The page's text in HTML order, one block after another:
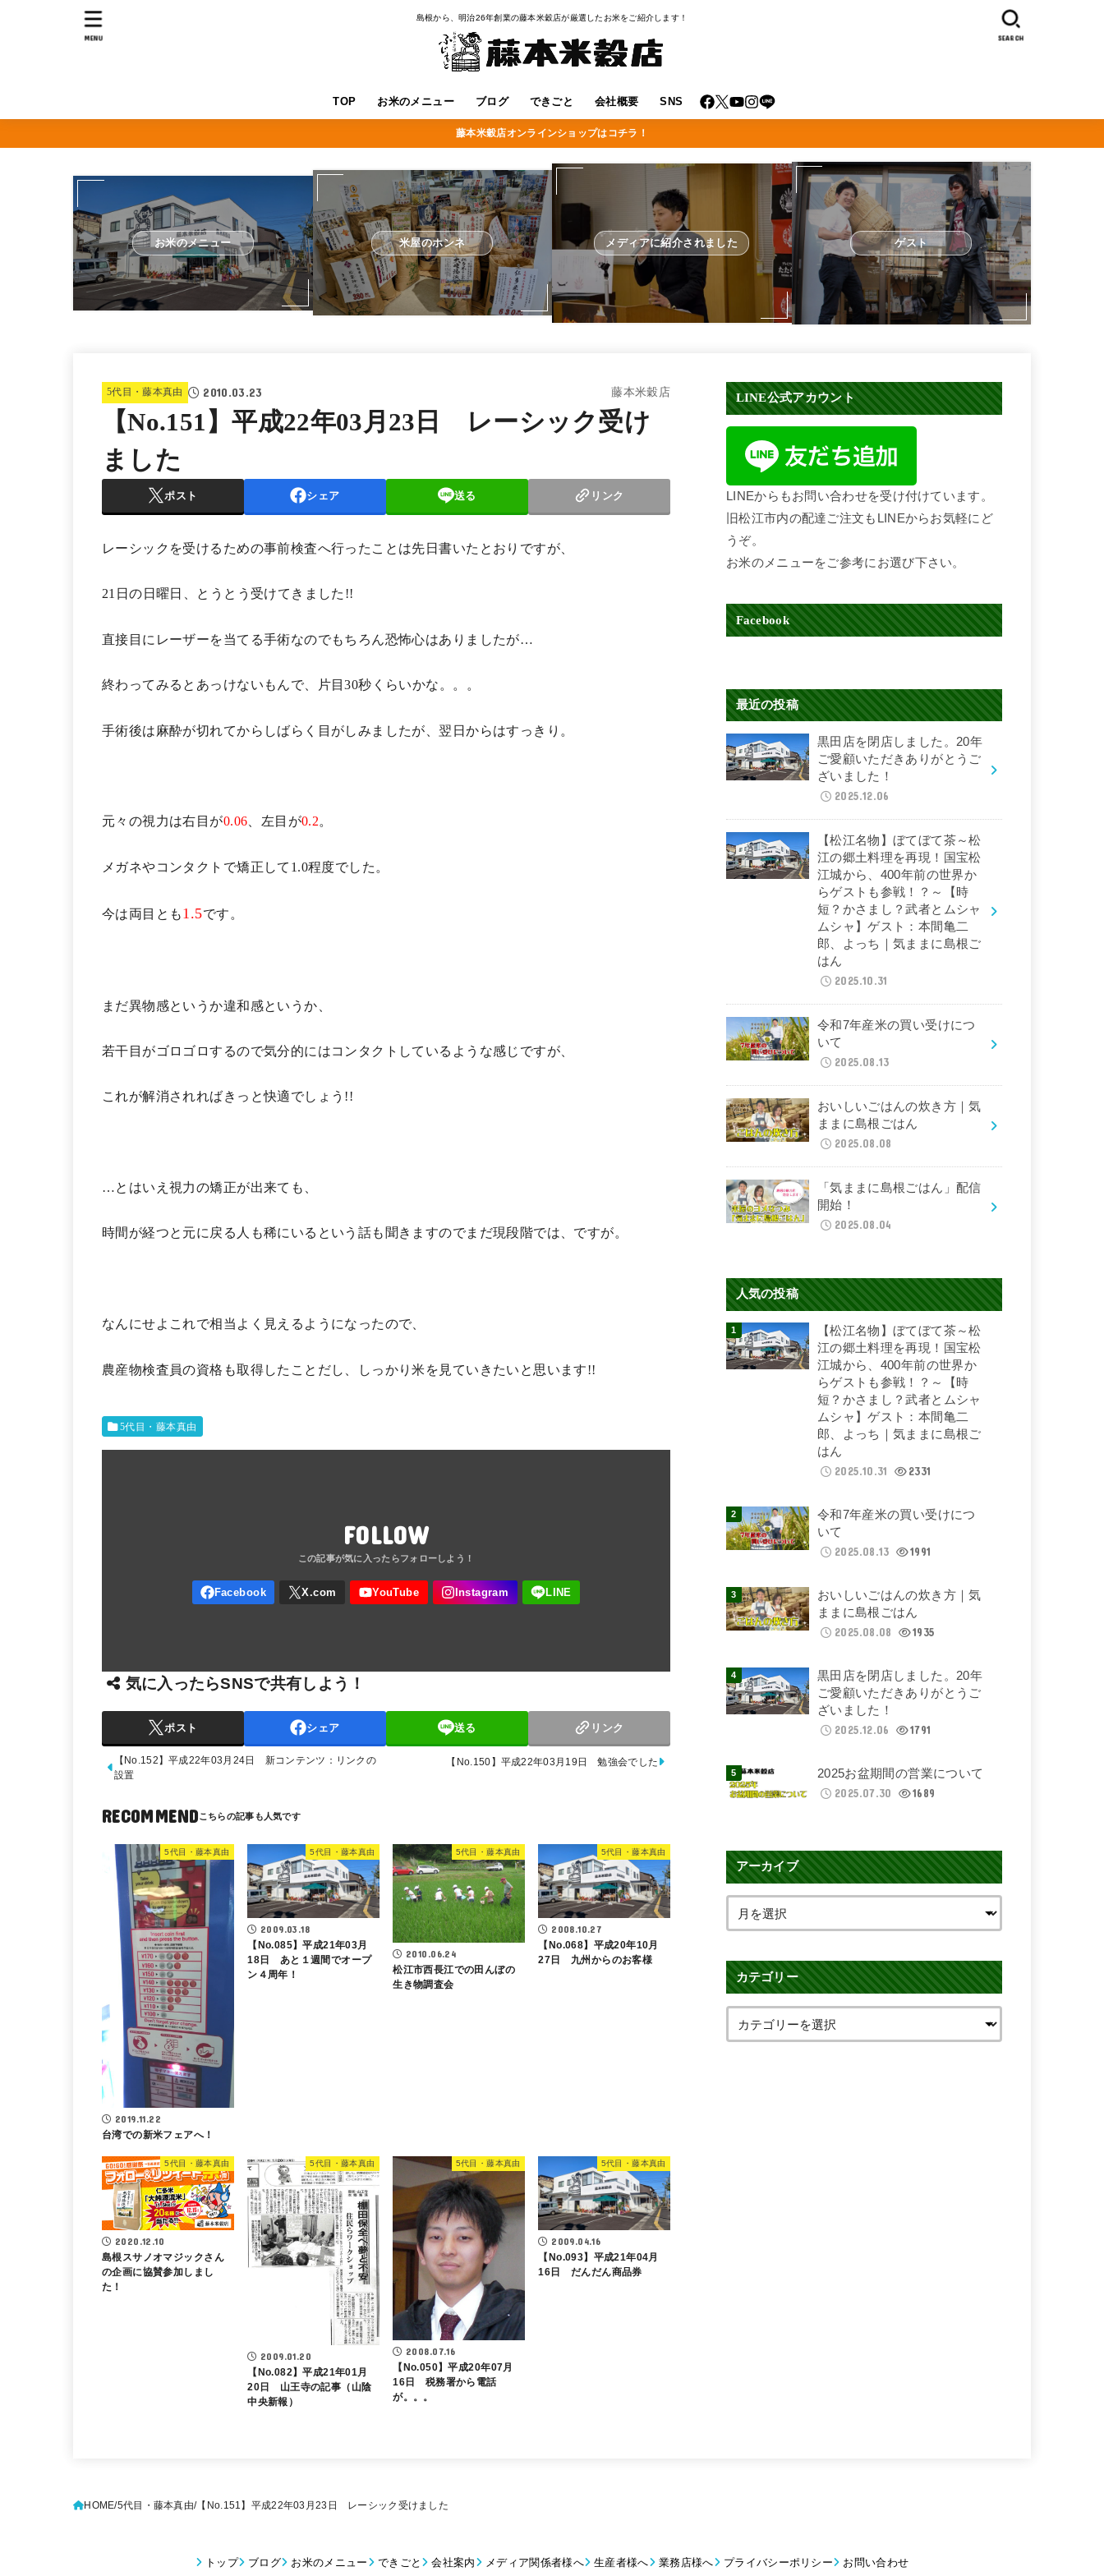
島根から、明治26年創業の藤本米穀店が厳選したお米をご紹介します！
TOP お米のメニュー ブログ できごと 会社概要 SNS
SEARCH
MENU
藤本米穀店オンラインショップはコチラ！
お米のメニュー 米屋のホンネ メディアに紹介されました ゲスト
5代目・藤本真由 2010.03.23 藤本米穀店
【No.151】平成22年03月23日 レーシック受け
ました
ポスト シェア 送る リンク
レーシックを受けるための事前検査へ行ったことは先日書いたとおりですが、
21日の日曜日、とうとう受けてきました!!
直接目にレーザーを当てる手術なのでもちろん恐怖心はありましたが…
終わってみるとあっけないもんで、片目30秒くらいかな。。。
手術後は麻酔が切れてからしばらく目がしみましたが、翌日からはすっきり。
元々の視力は右目が0.06、左目が0.2。
メガネやコンタクトで矯正して1.0程度でした。
今は両目とも1.5です。
まだ異物感というか違和感というか、
若干目がゴロゴロするので気分的にはコンタクトしているような感じですが、
これが解消されればきっと快適でしょう!!
…とはいえ視力の矯正が出来ても、
時間が経つと元に戻る人も稀にいるという話も聞きますのでまだ現段階では、ですが。
なんにせよこれで相当よく見えるようになったので、
農産物検査員の資格も取得したことだし、しっかり米を見ていきたいと思います!!
5代目・藤本真由
FOLLOW
気に入ったらSNSで共有しよう！
ポスト シェア 送る リンク
【No.152】平成22年03月24日 新コンテンツ：リンクの
設置
【No.150】平成22年03月19日 勉強会でした
RECOMMEND
5代目・藤本真由
2019.11.22
台湾での新米フェアへ！
5代目・藤本真由
2009.03.18
【No.085】平成21年03月
18日 あと１週間でオープ
ン４周年！
5代目・藤本真由
2010.06.24
松江市西長江での田んぼの
生き物調査会
5代目・藤本真由
2008.10.27
【No.068】平成20年10月
27日 九州からのお客様
5代目・藤本真由
2020.12.10
島根スサノオマジックさん
の企画に協賛参加しまし
た！
5代目・藤本真由
2009.01.20
【No.082】平成21年01月
20日 山王寺の記事（山陰
中央新報）
5代目・藤本真由
2008.07.16
【No.050】平成20年07月
16日 税務署から電話
が。。。
5代目・藤本真由
2009.04.16
【No.093】平成21年04月
16日 だんだん商品券
LINE公式アカウント
LINEからもお問い合わせを受け付けています。
旧松江市内の配達ご注文もLINEからお気軽にど
うぞ。
お米のメニューをご参考にお選び下さい。
Facebook
最近の投稿
黒田店を閉店しました。20年
ご愛顧いただきありがとうご
ざいました！
2025.12.06
【松江名物】ぼてぼて茶～松
江の郷土料理を再現！国宝松
江城から、400年前の世界か
らゲストも参戦！？～【時
短？かさまし？武者とムシャ
ムシャ】ゲスト：本間亀二
郎、よっち｜気ままに島根ご
はん
2025.10.31
令和7年産米の買い受けにつ
いて
2025.08.13
おいしいごはんの炊き方｜気
ままに島根ごはん
2025.08.08
「気ままに島根ごはん」配信
開始！
2025.08.04
人気の投稿
【松江名物】ぼてぼて茶～松
江の郷土料理を再現！国宝松
江城から、400年前の世界か
らゲストも参戦！？～【時
短？かさまし？武者とムシャ
ムシャ】ゲスト：本間亀二
郎、よっち｜気ままに島根ご
はん
2025.10.31
2331
令和7年産米の買い受けにつ
いて
2025.08.13
1991
おいしいごはんの炊き方｜気
ままに島根ごはん
2025.08.08
1935
黒田店を閉店しました。20年
ご愛顧いただきありがとうご
ざいました！
2025.12.06
1791
2025お盆期間の営業について
2025.07.30
1689
アーカイブ
カテゴリー
HOME 5代目・藤本真由 【No.151】平成22年03月23日 レーシック受けました
トップ ブログ お米のメニュー できごと 会社案内 メディア関係者様へ 生産者様へ 業務店様へ プライバシーポリシー お問い合わせ